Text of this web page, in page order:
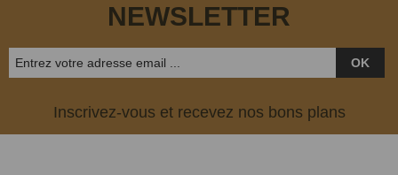
NEWSLETTER
OK
Inscrivez-vous et recevez nos bons plans